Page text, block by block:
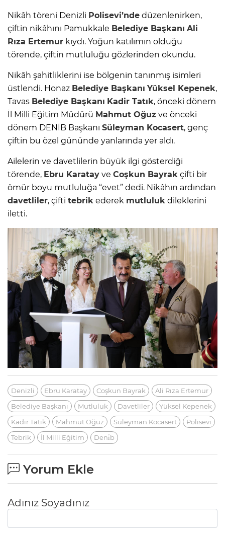
Nikâh töreni Denizli Polisevi’nde düzenlenirken,
çiftin nikâhını Pamukkale Belediye Başkanı Ali
Rıza Ertemur kıydı. Yoğun katılımın olduğu
törende, çiftin mutluluğu gözlerinden okundu.
Nikâh şahitliklerini ise bölgenin tanınmış isimleri
üstlendi. Honaz Belediye Başkanı Yüksel Kepenek,
Tavas Belediye Başkanı Kadir Tatık, önceki dönem
İl Milli Eğitim Müdürü Mahmut Oğuz ve önceki
dönem DENİB Başkanı Süleyman Kocasert, genç
çiftin bu özel gününde yanlarında yer aldı.
Ailelerin ve davetlilerin büyük ilgi gösterdiği
törende, Ebru Karatay ve Coşkun Bayrak çifti bir
ömür boyu mutluluğa “evet” dedi. Nikâhın ardından
davetliler, çifti tebrik ederek mutluluk dileklerini
iletti.
Denizli Ebru Karatay Coşkun Bayrak
Ali Rıza Ertemur
Belediye Başkanı
Mutluluk Davetliler
Yüksel Kepenek
Kadir Tatık
Mahmut Oğuz Süleyman Kocasert
Polisevi
Tebrik
İl Milli Eğitim Deni̇b
Yorum Ekle
Adınız Soyadınız